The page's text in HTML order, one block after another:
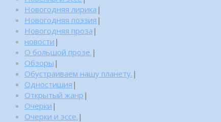
Новогодняя лирика |
Новогодняя поэзия |
Новогодняя проза |
новости |
О большой прозе. |
Обзоры |
Обустраиваем нашу планету. |
Одностишия |
Открытый жанр |
Очерки |
Очерки и эссе. |